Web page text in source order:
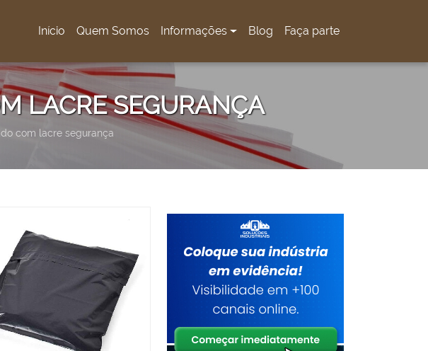
Início
(current)
Quem Somos Informações Blog Faça parte
LACRE SEGURANÇA
com lacre segurança